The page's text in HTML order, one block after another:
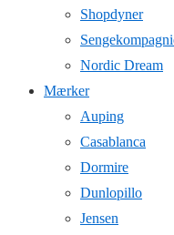
Shopdyner
Nordic Dream
Mærker
Auping
Casablanca
Dormire
Dunlopillo
Jensen